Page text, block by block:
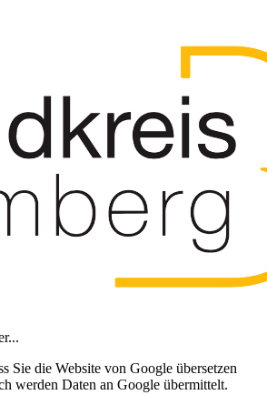
Sie die Website von Google übersetzen
werden Daten an Google übermittelt.